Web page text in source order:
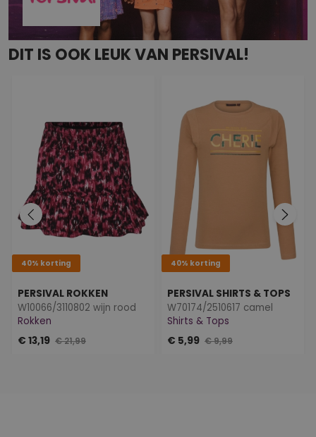
DIT IS OOK LEUK VAN PERSIVAL!
40% korting
PERSIVAL ROKKEN
W10066/3110802 wijn rood
Rokken
€ 13,19 € 21,99
40% korting
PERSIVAL SHIRTS & TOPS
W70174/2510617 camel
Shirts & Tops
€ 5,99 € 9,99